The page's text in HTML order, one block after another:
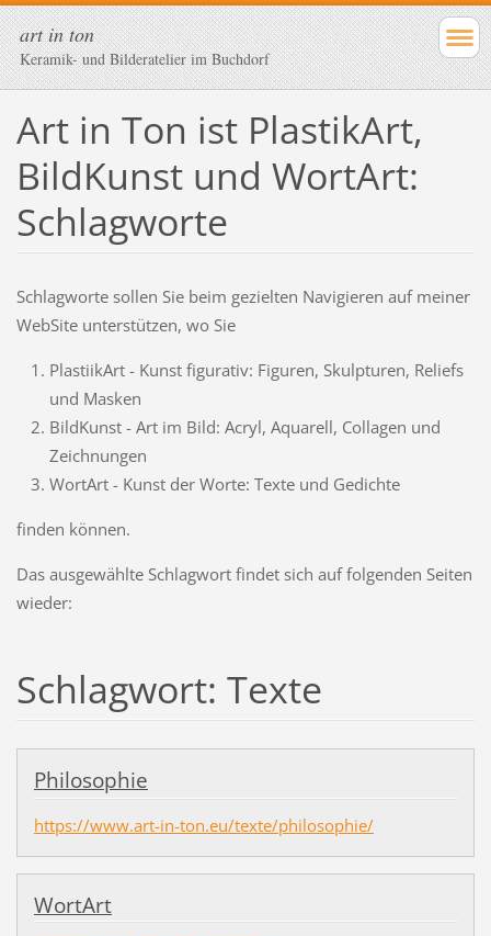
art in ton
Keramik- und Bilderatelier im Buchdorf
Art in Ton ist PlastikArt,
BildKunst und WortArt:
Schlagworte
Schlagworte sollen Sie beim gezielten Navigieren auf meiner
WebSite unterstützen, wo Sie
PlastiikArt - Kunst figurativ: Figuren, Skulpturen, Reliefs
und Masken
BildKunst - Art im Bild: Acryl, Aquarell, Collagen und
Zeichnungen
WortArt - Kunst der Worte: Texte und Gedichte
finden können.
Das ausgewählte Schlagwort findet sich auf folgenden Seiten
wieder:
Schlagwort: Texte
Philosophie
https://www.art-in-ton.eu/texte/philosophie/
WortArt